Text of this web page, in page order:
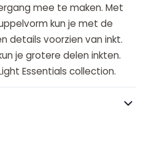
mee te maken. Met
kun je met de
details voorzien van inkt.
je grotere delen inkten.
Essentials collection.